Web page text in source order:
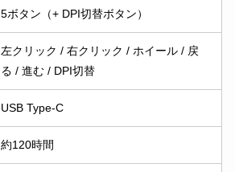
5ボタン（+ DPI切替ボタン）
左クリック / 右クリック / ホイール / 戻
る / 進む / DPI切替
USB Type-C
約120時間